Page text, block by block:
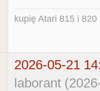
kupię Atari 815 i 820
2026-05-21
laborant